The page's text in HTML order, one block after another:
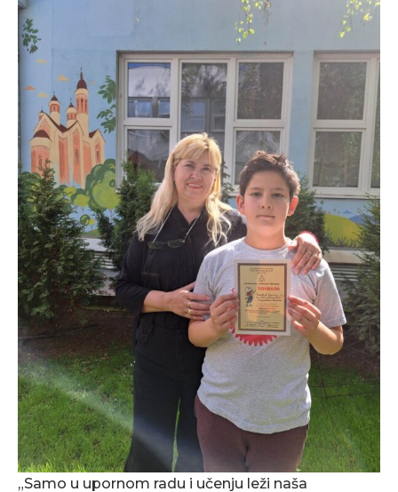
„Samo u upornom radu i učenju leži naša